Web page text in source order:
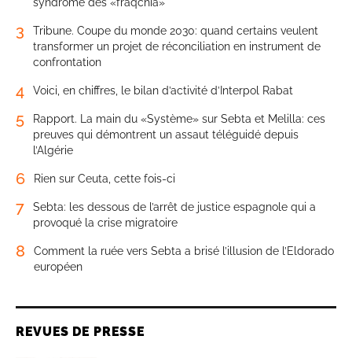
3
Tribune. Coupe du monde 2030: quand certains veulent
transformer un projet de réconciliation en instrument de
confrontation
4 Voici, en chiffres, le bilan d’activité d’Interpol Rabat
5
Rapport. La main du «Système» sur Sebta et Melilla: ces
preuves qui démontrent un assaut téléguidé depuis
l’Algérie
6 Rien sur Ceuta, cette fois-ci
7
Sebta: les dessous de l’arrêt de justice espagnole qui a
provoqué la crise migratoire
8
Comment la ruée vers Sebta a brisé l’illusion de l’Eldorado
européen
REVUES DE PRESSE